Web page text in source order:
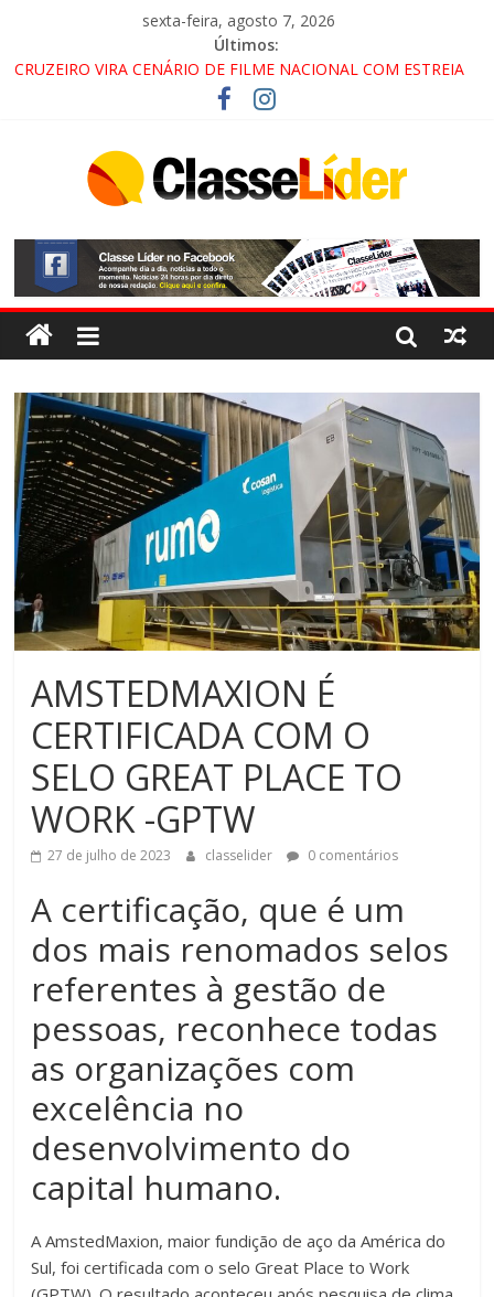
sexta-feira, agosto 7, 2026
Últimos:
CRUZEIRO VIRA CENÁRIO DE FILME NACIONAL COM ESTREIA
PROMOTOR DO GAECO
ACESSO À APARECIDA NA DUTRA SERÁ BLOQUEADO NO FIM
ALTERNATIVAS
LORENA, PINDAMONHANGABA E QUELUZ NA RETA FINAL
PELA FÁBRICA DA COCA-COLA!
AMSTEDMAXION É
CERTIFICADA COM O
SELO GREAT PLACE TO
WORK -GPTW
27 de julho de 2023 classelider 0 comentários
A certificação, que é um
dos mais renomados selos
referentes à gestão de
pessoas, reconhece todas
as organizações com
excelência no
desenvolvimento do
capital humano.
A AmstedMaxion, maior fundição de aço da América do
Sul, foi certificada com o selo Great Place to Work